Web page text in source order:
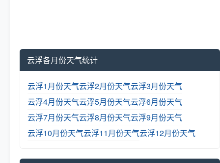
云浮各月份天气统计
云浮1月份天气云浮2月份天气云浮3月份天气
云浮4月份天气云浮5月份天气云浮6月份天气
云浮7月份天气云浮8月份天气云浮9月份天气
云浮10月份天气云浮11月份天气云浮12月份天气